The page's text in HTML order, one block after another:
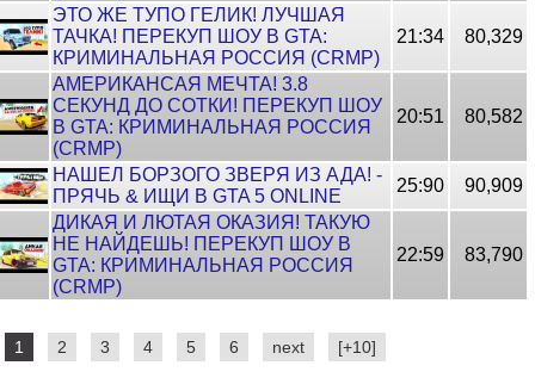
ЭТО ЖЕ ТУПО ГЕЛИК! ЛУЧШАЯ
ТАЧКА! ПЕРЕКУП ШОУ В GTA:
КРИМИНАЛЬНАЯ РОССИЯ (CRMP)
21:34 80,329
АМЕРИКАНСАЯ МЕЧТА! 3.8
СЕКУНД ДО СОТКИ! ПЕРЕКУП ШОУ
В GTA: КРИМИНАЛЬНАЯ РОССИЯ
(CRMP)
20:51 80,582
НАШЕЛ БОРЗОГО ЗВЕРЯ ИЗ АДА! -
ПРЯЧЬ & ИЩИ В GTA 5 ONLINE
25:90
90,909
ДИКАЯ И ЛЮТАЯ ОКАЗИЯ! ТАКУЮ
НЕ НАЙДЕШЬ! ПЕРЕКУП ШОУ В
GTA: КРИМИНАЛЬНАЯ РОССИЯ
(CRMP)
22:59 83,790
1 2 3 4 5 6 next [+10]